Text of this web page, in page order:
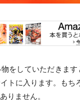
をしていただきま
トに入ります。もち
りません。